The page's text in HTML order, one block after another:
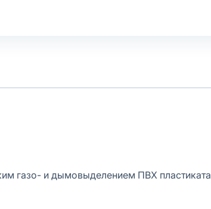
газо- и дымовыделением ПВХ пластиката